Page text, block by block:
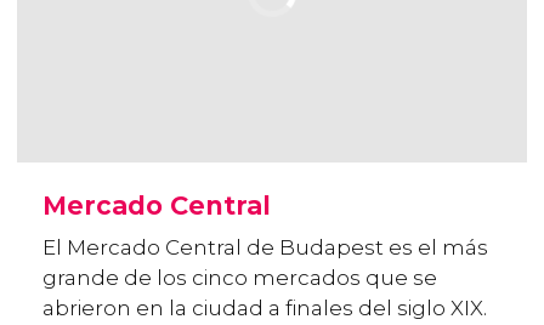
Mercado Central
El Mercado Central de Budapest es el más
grande de los cinco mercados que se
abrieron en la ciudad a finales del siglo XIX.